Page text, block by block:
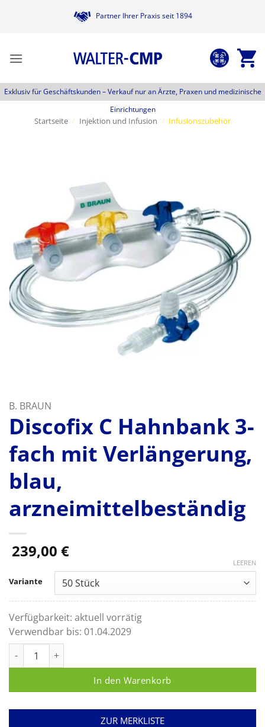
Partner Ihrer Praxis seit 1894
Exklusiv für Geschäftskunden –Verkauf nur an Ärzte, Praxen und medizinische
Einrichtungen
Startseite / Injektion und Infusion / Infusionszubehör
B. BRAUN
Discofix C Hahnbank 3-
fach mit Verlängerung,
blau,
arzneimittelbeständig
239,00 €
Variante
LEEREN
Verfügbarkeit: aktuell vorrätig
Verwendbar bis: 01.04.2029
In den Warenkorb
ZUR MERKLISTE